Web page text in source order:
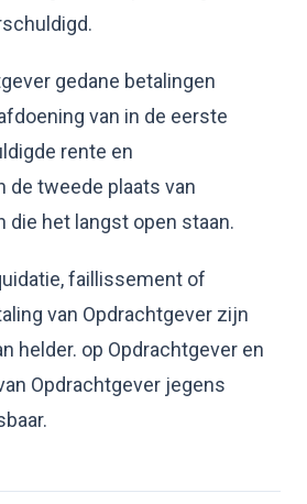
gedane betalingen
van in de eerste
rente en
de tweede plaats van
die het langst open staan.
faillissement of
van Opdrachtgever zijn
helder. op Opdrachtgever en
Opdrachtgever jegens